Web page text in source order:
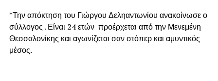
*Την απόκτηση του Γιώργου Δεληαντωνίου ανακοίνωσε ο
σύλλογος . Είναι 24 ετών προέρχεται από την Μενεμένη
Θεσσαλονίκης και αγωνίζεται σαν στόπερ και αμυντικός
μέσος.